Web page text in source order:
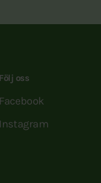
Följ oss
Facebook
Instagram